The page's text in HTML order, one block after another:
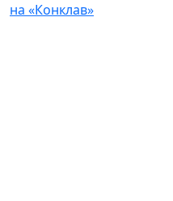
на «Конклав»